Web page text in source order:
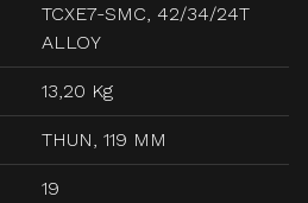
TCXE7-SMC, 42/34/24T
ALLOY
13,20 Kg
THUN, 119 MM
19